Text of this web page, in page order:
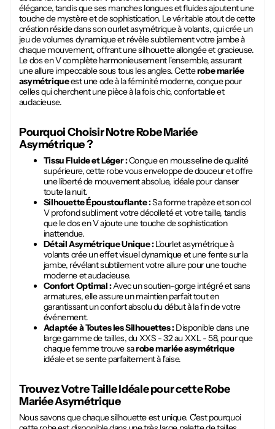
élégance, tandis que ses manches longues et fluides ajoutent une
touche de mystère et de sophistication. Le véritable atout de cette
création réside dans son ourlet asymétrique à volants, qui crée un
jeu de volumes dynamique et révèle subtilement votre jambe à
chaque mouvement, offrant une silhouette allongée et gracieuse.
Le dos en V complète harmonieusement l'ensemble, assurant
une allure impeccable sous tous les angles. Cetterobe mariée
asymétriqueest une ode à la féminité moderne, conçue pour
celles qui cherchent une pièce à la fois chic, confortable et
audacieuse.
Pourquoi Choisir NotreRobe Mariée
Asymétrique?
Tissu Fluide et Léger :Conçue en mousseline de qualité
supérieure, cette robe vous enveloppe de douceur et offre
une liberté de mouvement absolue, idéale pour danser
toute la nuit.
Silhouette Époustouflante :Sa forme trapèze et son col
V profond subliment votre décolleté et votre taille, tandis
que le dos en V ajoute une touche de sophistication
inattendue.
Détail Asymétrique Unique :L'ourlet asymétrique à
volants crée un effet visuel dynamique et une fente sur la
jambe, révélant subtilement votre allure pour une touche
moderne et audacieuse.
Confort Optimal :Avec un soutien-gorge intégré et sans
armatures, elle assure un maintien parfait tout en
garantissant un confort absolu du début à la fin de votre
événement.
Adaptée à Toutes les Silhouettes :Disponible dans une
large gamme de tailles, du XXS - 32 au XXL - 58, pour que
chaque femme trouve sarobe mariée asymétrique
idéale et se sente parfaitement à l'aise.
Trouvez Votre Taille Idéale pour cetteRobe
Mariée Asymétrique
Nous savons que chaque silhouette est unique. C'est pourquoi